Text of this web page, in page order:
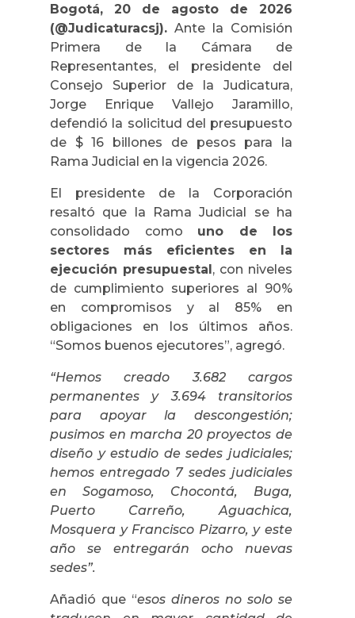
Bogotá, 20 de agosto de 2026
(@Judicaturacsj). Ante la Comisión
Primera de la Cámara de
Representantes, el presidente del
Consejo Superior de la Judicatura,
Jorge Enrique Vallejo Jaramillo,
defendió la solicitud del presupuesto
de $ 16 billones de pesos para la
Rama Judicial en la vigencia 2026.
El presidente de la Corporación
resaltó que la Rama Judicial se ha
consolidado como uno de los
sectores más eficientes en la
ejecución presupuestal, con niveles
de cumplimiento superiores al 90%
en compromisos y al 85% en
obligaciones en los últimos años.
“Somos buenos ejecutores”, agregó.
“Hemos creado 3.682 cargos
permanentes y 3.694 transitorios
para apoyar la descongestión;
pusimos en marcha 20 proyectos de
diseño y estudio de sedes judiciales;
hemos entregado 7 sedes judiciales
en Sogamoso, Chocontá, Buga,
Puerto Carreño, Aguachica,
Mosquera y Francisco Pizarro, y este
año se entregarán ocho nuevas
sedes”.
Añadió que “esos dineros no solo se